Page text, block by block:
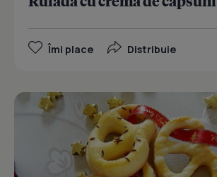
Îmi place Distribuie